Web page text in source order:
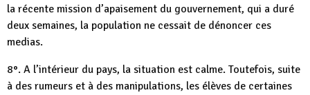
la récente mission d’apaisement du gouvernement, qui a duré
deux semaines, la population ne cessait de dénoncer ces
medias.
8°. A l’intérieur du pays, la situation est calme. Toutefois, suite
à des rumeurs et à des manipulations, les élèves de certaines